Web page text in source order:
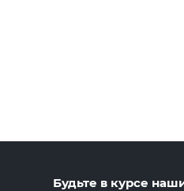
Будьте в курсе